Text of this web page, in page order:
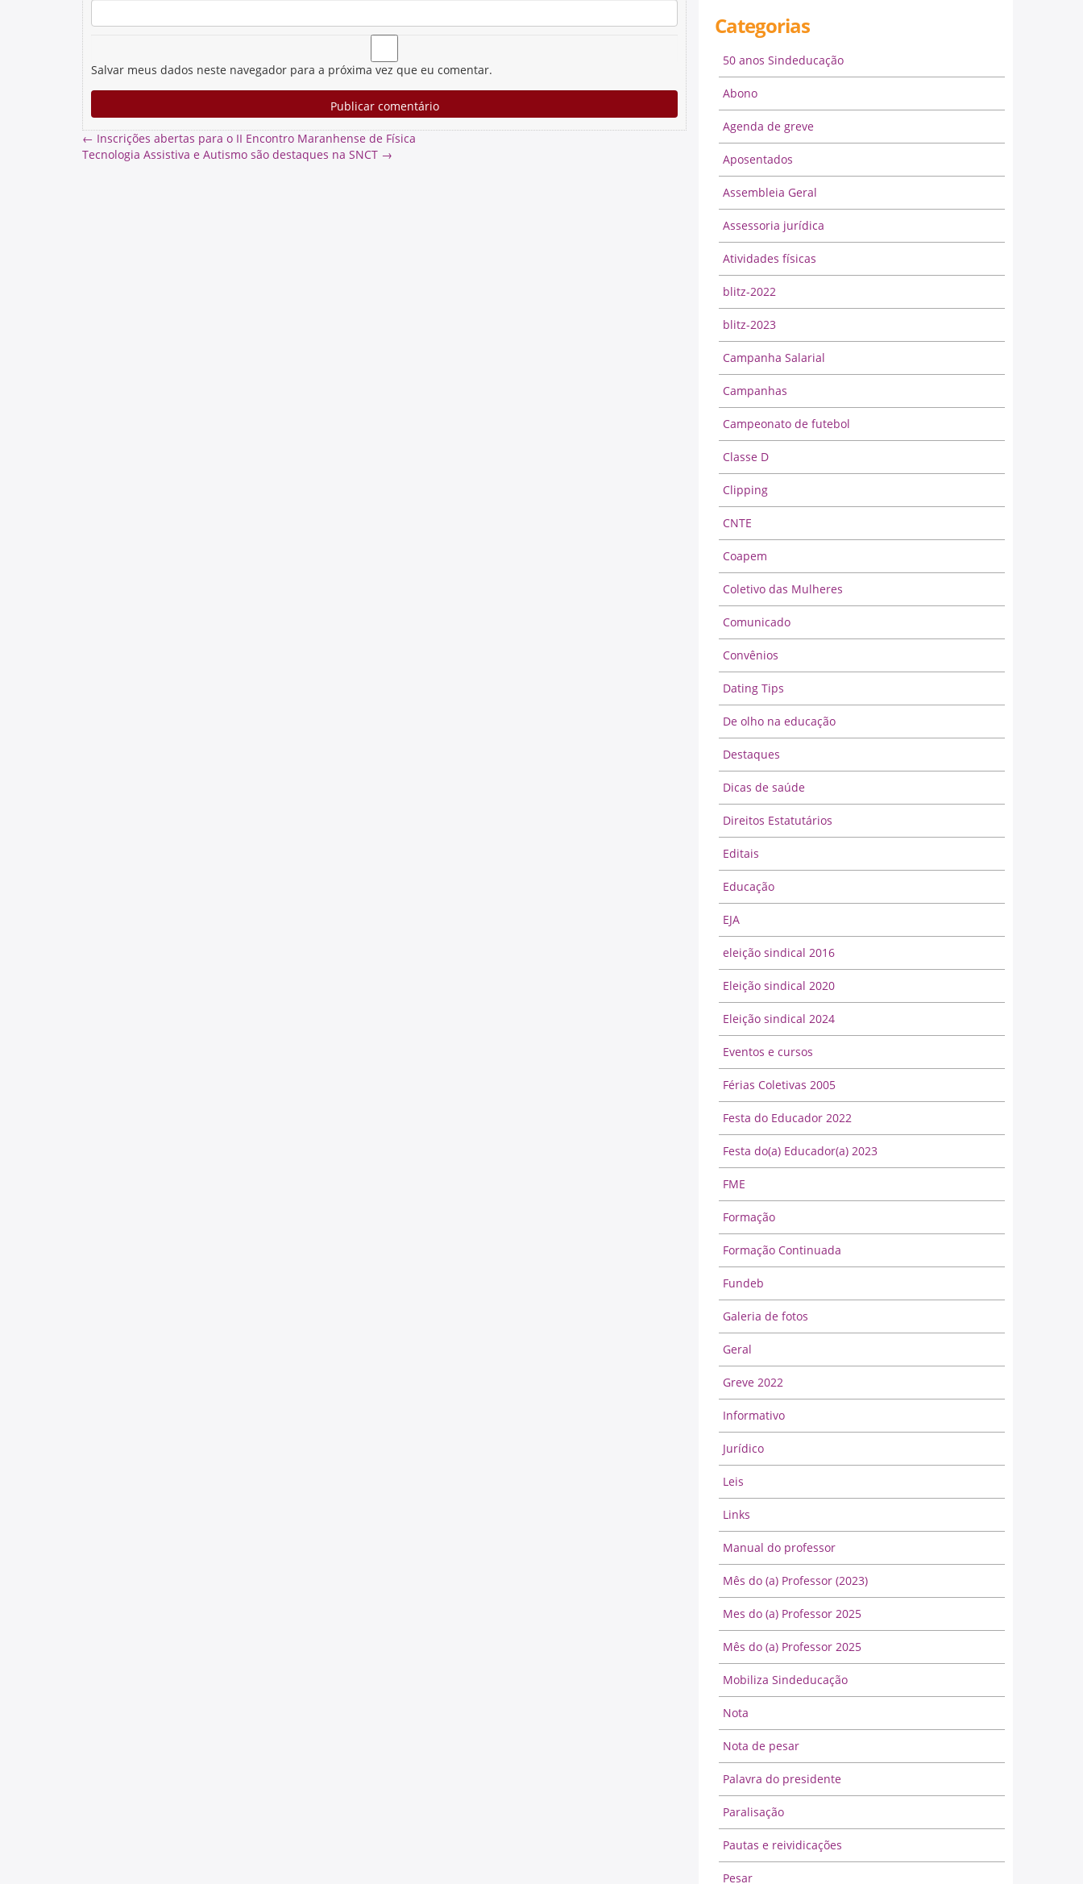
Salvar meus dados neste navegador para a próxima vez que eu comentar.
← Inscrições abertas para o II Encontro Maranhense de Física
Tecnologia Assistiva e Autismo são destaques na SNCT →
Categorias
50 anos Sindeducação
Abono
Agenda de greve
Aposentados
Assembleia Geral
Assessoria jurídica
Atividades físicas
blitz-2022
blitz-2023
Campanha Salarial
Campanhas
Campeonato de futebol
Classe D
Clipping
CNTE
Coapem
Coletivo das Mulheres
Comunicado
Convênios
Dating Tips
De olho na educação
Destaques
Dicas de saúde
Direitos Estatutários
Editais
Educação
EJA
eleição sindical 2016
Eleição sindical 2020
Eleição sindical 2024
Eventos e cursos
Férias Coletivas 2005
Festa do Educador 2022
Festa do(a) Educador(a) 2023
FME
Formação
Formação Continuada
Fundeb
Galeria de fotos
Geral
Greve 2022
Informativo
Jurídico
Leis
Links
Manual do professor
Mês do (a) Professor (2023)
Mes do (a) Professor 2025
Mês do (a) Professor 2025
Mobiliza Sindeducação
Nota
Nota de pesar
Palavra do presidente
Paralisação
Pautas e reividicações
Pesar